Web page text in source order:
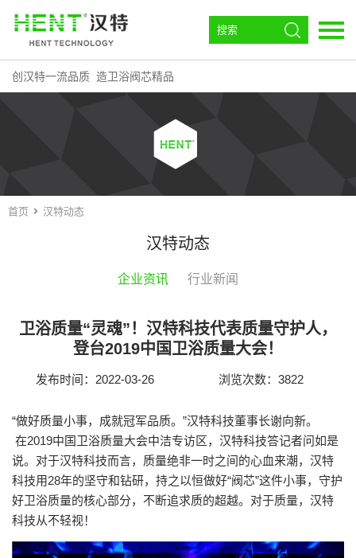
语言： EN
角阀
下载中心
汉特动态
联系我们
创汉特一流品质 造卫浴阀芯精品
首页 汉特动态
汉特动态
企业资讯 行业新闻
卫浴质量“灵魂”！汉特科技代表质量守护人，
登台2019中国卫浴质量大会！
发布时间：2022-03-26 浏览次数：3822
“做好质量小事，成就冠军品质。”汉特科技董事长谢向新。
在2019中国卫浴质量大会中洁专访区，汉特科技答记者问如是
说。对于汉特科技而言，质量绝非一时之间的心血来潮，汉特
科技用28年的坚守和钻研，持之以恒做好“阀芯”这件小事，守护
好卫浴质量的核心部分，不断追求质的超越。对于质量，汉特
科技从不轻视！